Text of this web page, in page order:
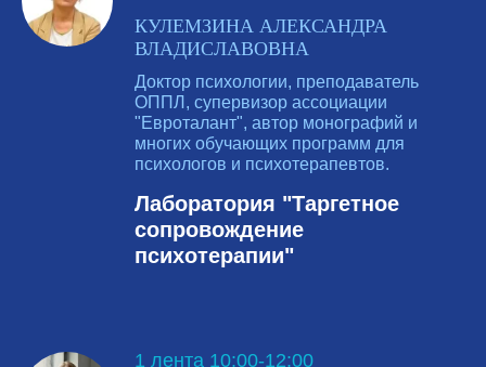
КУЛЕМЗИНА АЛЕКСАНДРА
ВЛАДИСЛАВОВНА
Доктор психологии, преподаватель
ОППЛ, супервизор ассоциации
"Евроталант", автор монографий и
многих обучающих программ для
психологов и психотерапевтов.
Лаборатория "Таргетное
сопровождение
психотерапии"
1 лента 10:00-12:00